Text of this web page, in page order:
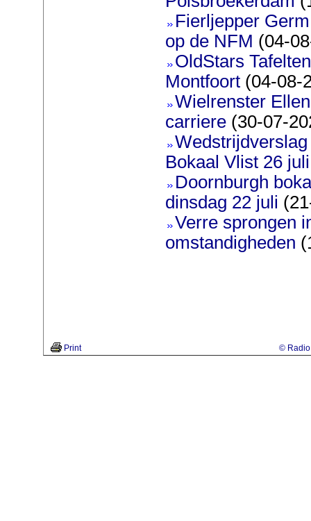
Fierljepper
op de NFM (04-
OldStars
Montfoort (04-08-
Wielrenster
carriere (30-07-
Bokaal Vlist 26
Doornburgh
dinsdag 22 juli
Verre sprongen
omstandigheden
Print © Radio